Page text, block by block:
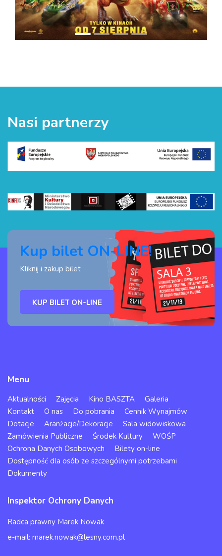
Nasi partnerzy
Kup bilet ON-LINE!
Kliknij i zakup bilet
KUP BILET ON-LINE
Menu
Aktualności Zajęcia Kino BASZTA
Galeria
Kontakt
O nas Do pobrania
Cennik Wynajmów
Dotacje
Aranżacje/Dekoracje
Sala widowiskowa
Zamówienia Publiczne
Środek Kultury
WOŚP
Ochrona Danych Osobowych
Bilety on-line
Dostępność dla osób ze szczególnymi potrzebami
Dokumenty
Inspektor Ochrony Danych
Radca prawny Marek Nowak
e-mail: marek.nowak@lesny.com.pl